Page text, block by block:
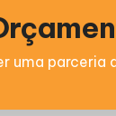
uma parceria